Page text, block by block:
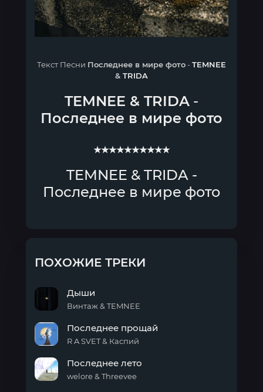
Текст Песни Последнее в мире фото-TEMNEE
& TRIDA
TEMNEE & TRIDA -
Последнее в мире фото
★★★★★★★★★★
TEMNEE & TRIDA -
Последнее в мире фото
ПОХОЖИЕ ТРЕКИ
Дыши
Винтаж & TEMNEE
прощай
Последнее прощай
R A SVET & Каспий
Последнее лето
welore & Threevee